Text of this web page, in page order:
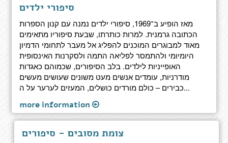
סיפורי ילדים
מאז הופיע ב־1969, סיפורי ילדים נמנה עם קנון הספרות
הכתובה גרמנית. למרות כותרתו, שבעת סיפוריו מתאימים
מאוד למבוגרים המוכנים להפליג אל מעבר לתחומי הדמיון
היומיומי ולהתמסר לפליאה התמה ולסקרנות האינסופית
האופייניות לילדים. בלב הסיפורים, שכמוהם כאגדות
מודרניות, עומדים אנשים מעט משונים שעושים מעשים
כבירים – כולם מורדים כושלים, המעזים לערער על ה...
more information
צומת מסובים - סיפורים